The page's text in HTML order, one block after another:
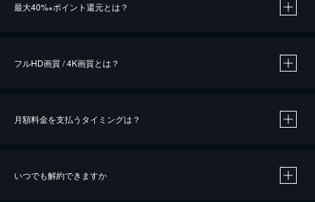
最大40%※ポイント還元とは？
※40％ポイント還元の対象は、クレジットカード決済による作品の購入 / レンタルです。
iOSアプリのUコイン決済による作品の購入 / レンタルは、20％のポイント還元です。
フルHD画質 / 4K画質とは？
月額料金を支払うタイミングは？
いつでも解約できますか